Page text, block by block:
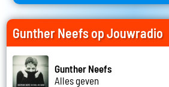
Gunther Neefs op Jouwradio
Gunther Neefs
Alles geven